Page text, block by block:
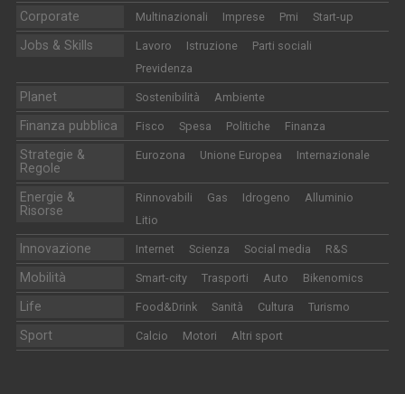
Corporate Multinazionali Imprese Pmi Start-up
Jobs & Skills Lavoro Istruzione
Parti sociali
Previdenza
Planet Sostenibilità Ambiente
Finanza pubblica Fisco Spesa Politiche Finanza
Strategie &
Regole
Eurozona Unione Europea Internazionale
Energie &
Risorse
Rinnovabili Gas Idrogeno
Alluminio
Litio
Innovazione Internet Scienza Social media R&S
Mobilità Smart-city Trasporti Auto Bikenomics
Life Food&Drink Sanità Cultura Turismo
Sport Calcio Motori Altri sport